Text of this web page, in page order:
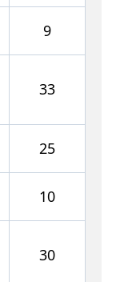
9
33
25
10
30